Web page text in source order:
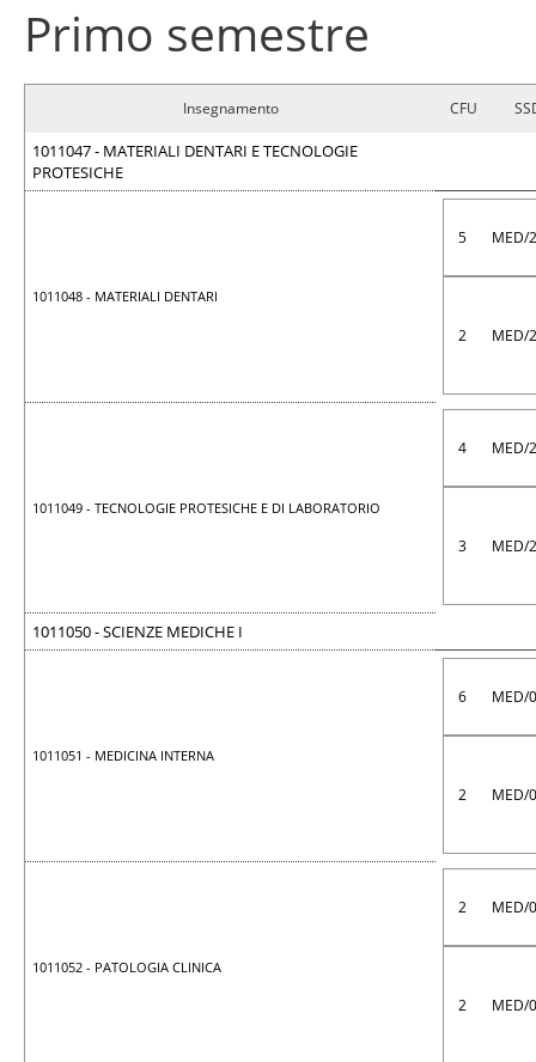
Primo semestre
Insegnamento CFU
1011047 - MATERIALI DENTARI E TECNOLOGIE
PROTESICHE
1011048 - MATERIALI DENTARI
5 MED/
2 MED/
1011049 - TECNOLOGIE PROTESICHE E DI LABORATORIO
4 MED/
3 MED/
1011050 - SCIENZE MEDICHE I
1011051 - MEDICINA INTERNA
6 MED/
2 MED/
1011052 - PATOLOGIA CLINICA
2 MED/
2 MED/